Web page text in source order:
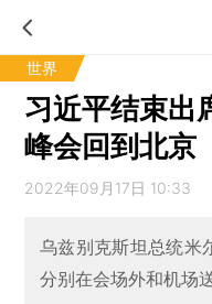
世界
习近平结束出
峰会回到北京
2022年09月17日 10:33
乌兹别克斯坦总统米
分别在会场外和机场